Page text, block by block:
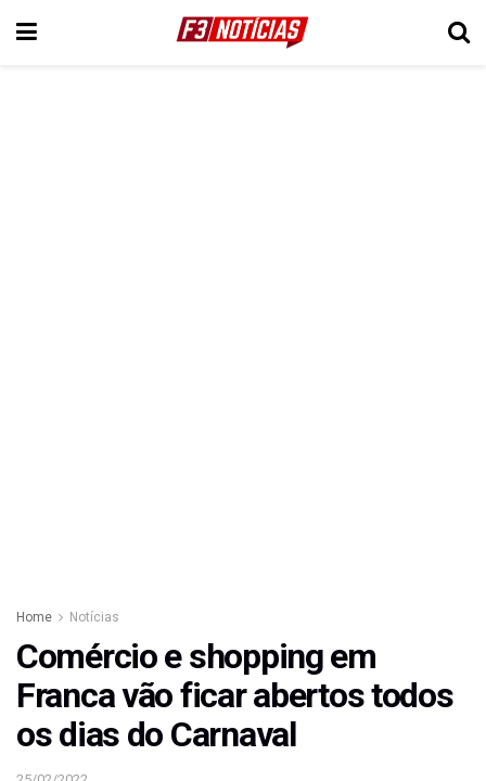
Home Notícias
Comércio e shopping em
Franca vão ficar abertos todos
os dias do Carnaval